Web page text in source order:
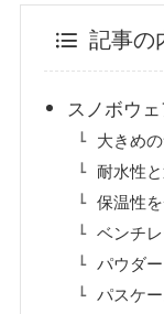
記事の
スノボウ
大きめ
耐水性
保温性
ベンチ
パウダ
パスケ